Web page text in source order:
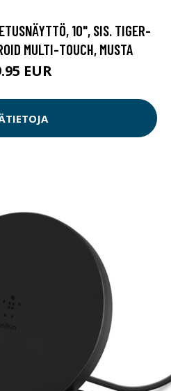
10", SIS. TIGER-
MULTI-TOUCH, MUSTA
EUR